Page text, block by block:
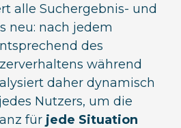
alle Suchergebnis- und
neu: nach jedem
des
während
daher dynamisch
Nutzers, um die
für jede Situation